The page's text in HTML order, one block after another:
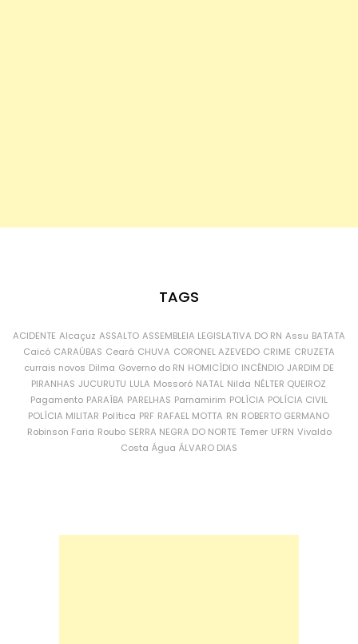
TAGS
ACIDENTE Alcaçuz ASSALTO ASSEMBLEIA LEGISLATIVA DO RN Assu BATATA
Caicó CARAÚBAS Ceará CHUVA CORONEL AZEVEDO CRIME CRUZETA
currais novos Dilma Governo do RN HOMICÍDIO INCÊNDIO JARDIM DE
PIRANHAS JUCURUTU LULA Mossoró NATAL Nilda NÉLTER QUEIROZ
Pagamento PARAÍBA PARELHAS Parnamirim POLÍCIA POLÍCIA CIVIL
POLÍCIA MILITAR Política PRF RAFAEL MOTTA RN ROBERTO GERMANO
Robinson Faria Roubo SERRA NEGRA DO NORTE Temer UFRN Vivaldo
Costa Água ÁLVARO DIAS